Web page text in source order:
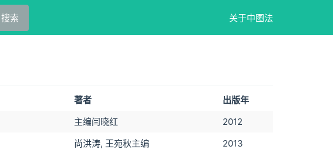
搜索 关于中图法
著者
出版年
主编闫晓红
2012
尚洪涛, 王宛秋主编
2013